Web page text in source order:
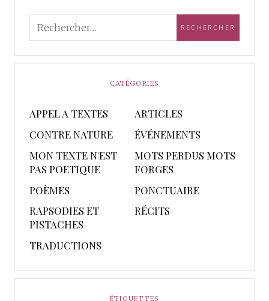
CATÉGORIES
APPEL A TEXTES
ARTICLES
CONTRE NATURE
ÉVÉNEMENTS
MON TEXTE N'EST
PAS POETIQUE
MOTS PERDUS MOTS
FORGES
POÈMES
PONCTUAIRE
RAPSODIES ET
PISTACHES
RÉCITS
TRADUCTIONS
ÉTIQUETTES